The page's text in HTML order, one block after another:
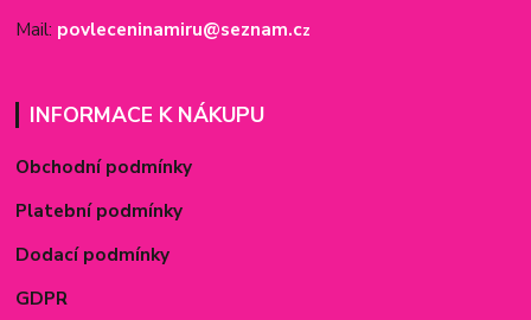
Mail: povleceninamiru@seznam.cz
INFORMACE K NÁKUPU
Obchodní podmínky
Platební podmínky
Dodací podmínky
GDPR